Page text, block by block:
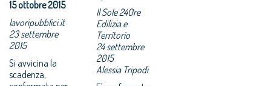
15 ottobre 2015
lavoripubblici.it
23 settembre
2015
Si avvicina la
scadenza,
Il Sole 24Ore
Edilizia e
Territorio
24 settembre
2015
Alessia Tripodi